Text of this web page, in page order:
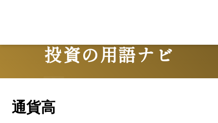
投資の用語ナビ
Terms
通貨高